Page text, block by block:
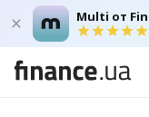
Multi от